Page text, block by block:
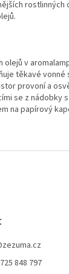
rostlinných
v
těkavé
provoní a
se z nádobky
na papírový
zezuma.cz
848 797